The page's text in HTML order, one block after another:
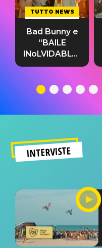
TUTTO NEWS
Bad Bunny e
“BAILE
INoLVIDABLE”:
testo,
significato
INTERVISTE